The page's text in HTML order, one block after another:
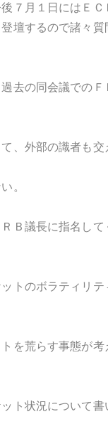
７月１日にはＥＣ
壇するので諸々質
去の同会議でのＦ
、外部の識者も交
。
Ｂ議長に指名して
トのボラティリテ
を荒らす事態が考
ト状況について書